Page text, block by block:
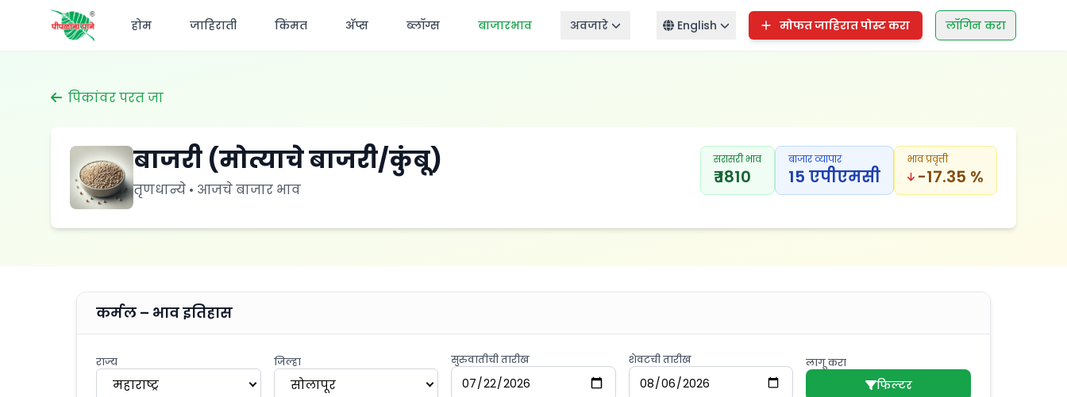
होम जाहिराती किंमत अ‍ॅप्स ब्लॉग्स बाजारभाव अवजारे English मोफत जाहिरात पोस्ट करा लॉगिन करा
पिकांवर परत जा
बाजरी (मोत्याचे बाजरी/कुंबू)
तृणधान्ये • आजचे बाजार भाव
सरासरी भाव
₹ 1810
बाजार व्यापार
15 एपीएमसी
भाव प्रवृत्ती
-17.35 %
कर्मल – भाव इतिहास
राज्य
महाराष्ट्र
जिल्हा
सोलापूर
सुरुवातीची तारीख शेवटची तारीख लागू करा
फिल्टर